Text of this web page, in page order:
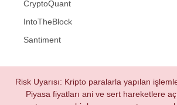
CryptoQuant
IntoTheBlock
Santiment
Risk Uyarısı: Kripto paralarla yapılan
Piyasa fiyatları ani ve sert hareketlere